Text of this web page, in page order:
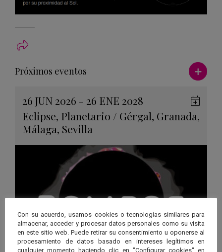
Próximos eventos Ver más
26 JUN 2026 - 26 ENE 2028
Eclipse, Planetario / Gérgal, Granada,
Málaga, Sevilla
en
Con su acuerdo, usamos cookies o tecnologías similares para
almacenar, acceder y procesar datos personales como su visita
en este sitio web. Puede retirar su consentimiento u oponerse al
procesamiento de datos basado en intereses legítimos en
cualquier momento haciendo clic en "Configurar cookies" en